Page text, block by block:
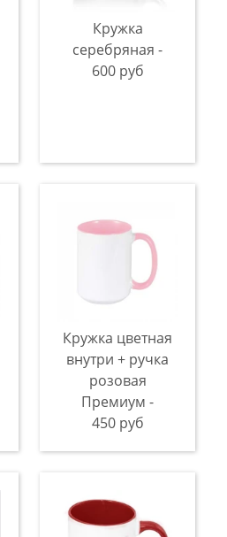
Кружка
серебряная -
600 руб
Кружка цветная
внутри + ручка
розовая
Премиум -
450 руб